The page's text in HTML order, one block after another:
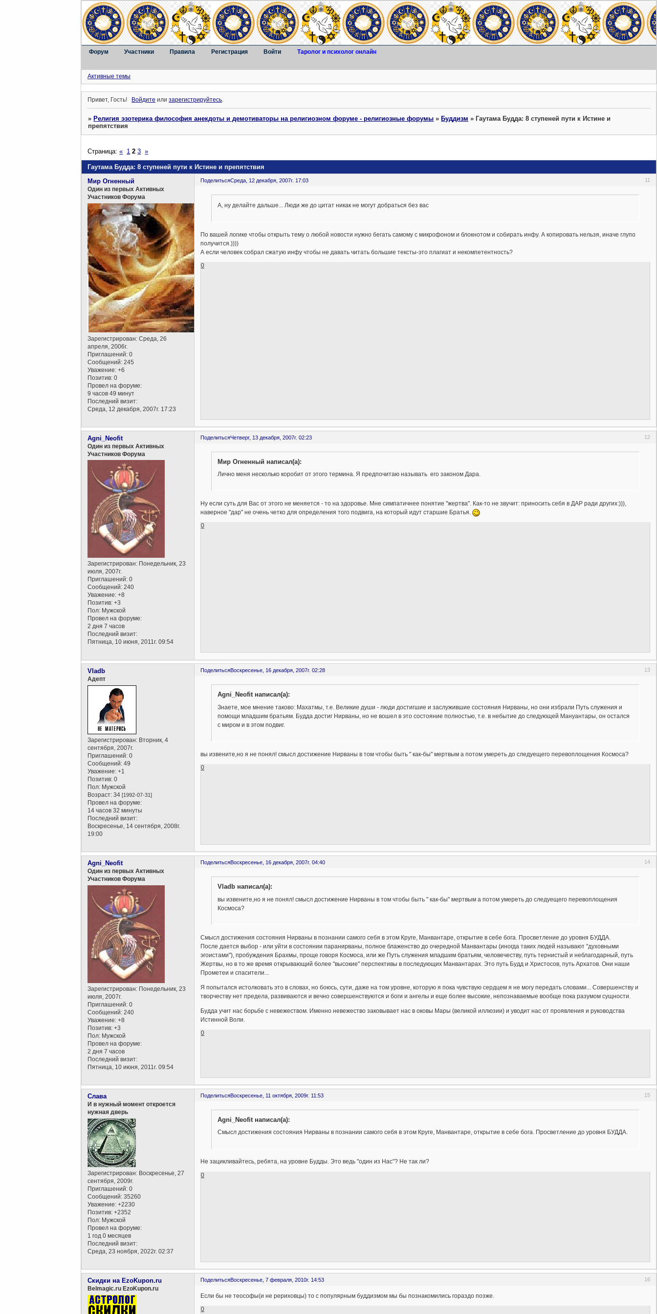
Форум Участники Правила Регистрация Войти Таролог и психолог онлайн
Активные темы
Привет, Гость! Войдите илизарегистрируйтесь.
»Религия эзотерика философия анекдоты и демотиваторы на религиозном форуме - религиозные форумы »Буддизм »Гаутама Будда: 8 ступеней пути к Истине и
препятствия
Гаутама Будда: 8 ступеней пути к Истине и препятствия
Страница:« 1 2 3 »
Поделиться 11
Среда, 12 декабря, 2007г. 17:03
Мир Огненный
Один из первых Активных
Участников Форума
Зарегистрирован: Среда, 26
апреля, 2006г.
Приглашений: 0
Сообщений: 245
Уважение: +6
Позитив: 0
Провел на форуме:
9 часов 49 минут
Последний визит:
Среда, 12 декабря, 2007г. 17:23
А, ну делайте дальше... Люди же до цитат никак не могут добраться без вас
По вашей логике чтобы открыть тему о любой новости нужно бегать самому с микрофоном и блокнотом и собирать инфу. А копировать нельзя, иначе глупо
получится.))))
А если человек собрал сжатую инфу чтобы не давать читать большие тексты-это плагиат и некомпетентность?
0
Поделиться 12
Четверг, 13 декабря, 2007г. 02:23
Agni_Neofit
Один из первых Активных
Участников Форума
Зарегистрирован: Понедельник, 23
июля, 2007г.
Приглашений: 0
Сообщений: 240
Уважение: +8
Позитив: +3
Пол: Мужской
Провел на форуме:
2 дня 7 часов
Последний визит:
Пятница, 10 июня, 2011г. 09:54
Мир Огненный написал(а):
Лично меня несколько коробит от этого термина. Я предпочитаю называть его законом Дара.
Ну если суть для Вас от этого не меняется - то на здоровье. Мне симпатичнее понятие "жертва". Как-то не звучит: приносить себя в ДАР ради других:))),
наверное "дар" не очень четко для определения того подвига, на который идут старшие Братья.
0
Поделиться 13
Воскресенье, 16 декабря, 2007г. 02:28
Vladb
Aдепт
Зарегистрирован: Вторник, 4
сентября, 2007г.
Приглашений: 0
Сообщений: 49
Уважение: +1
Позитив: 0
Пол: Мужской
Возраст: 34[1992-07-31]
Провел на форуме:
14 часов 32 минуты
Последний визит:
Воскресенье, 14 сентября, 2008г.
19:00
Agni_Neofit написал(а):
Знаете, мое мнение таково: Махатмы, т.е. Великие души - люди достигшие и заслужившие состояния Нирваны, но они избрали Путь служения и
помощи младшим братьям. Будда достиг Нирваны, но не вошел в это состояние полностью, т.е. в небытие до следующей Мануантары, он остался
с миром и в этом подвиг.
вы извените,но я не понял! смысл достижение Нирваны в том чтобы быть " как-бы" мертвым а потом умереть до следуещего перевоплощения Космоса?
0
Поделиться 14
Воскресенье, 16 декабря, 2007г. 04:40
Agni_Neofit
Один из первых Активных
Участников Форума
Зарегистрирован: Понедельник, 23
июля, 2007г.
Приглашений: 0
Сообщений: 240
Уважение: +8
Позитив: +3
Пол: Мужской
Провел на форуме:
2 дня 7 часов
Последний визит:
Пятница, 10 июня, 2011г. 09:54
Vladb написал(а):
вы извените,но я не понял! смысл достижение Нирваны в том чтобы быть " как-бы" мертвым а потом умереть до следуещего перевоплощения
Космоса?
Смысл достижения состояния Нирваны в познании самого себя в этом Круге, Манвантаре, открытие в себе бога. Просветление до уровня БУДДА.
После дается выбор - или уйти в состоянии паранирваны, полное блаженство до очередной Манвантары (иногда таких людей называют "духовными
эгоистами"), пробуждения Брахмы, проще говоря Космоса, или же Путь служения младшим братьям, человечеству, путь тернистый и неблагодарный, путь
Жертвы, но в то же время открывающий более "высокие" перспективы в последующих Манвантарах. Это путь Будд и Христосов, путь Архатов. Они наши
Прометеи и спасители...
Я попытался истолковать это в словах, но боюсь, сути, даже на том уровне, которую я пока чувствую сердцем я не могу передать словами... Совершенству и
творчеству нет предела, развиваются и вечно совершенствуются и боги и ангелы и еще более высокие, непознаваемые вообще пока разумом сущности.
Будда учит нас борьбе с невежеством. Именно невежество заковывает нас в оковы Мары (великой иллюзии) и уводит нас от проявления и руководства
Истинной Воли.
0
Поделиться 15
Воскресенье, 11 октября, 2009г. 11:53
Слава
И в нужный момент откроется
нужная дверь
Зарегистрирован: Воскресенье, 27
сентября, 2009г.
Приглашений: 0
Сообщений: 35260
Уважение: +2230
Позитив: +2352
Пол: Мужской
Провел на форуме:
1 год 0 месяцев
Последний визит:
Среда, 23 ноября, 2022г. 02:37
Agni_Neofit написал(а):
Смысл достижения состояния Нирваны в познании самого себя в этом Круге, Манвантаре, открытие в себе бога. Просветление до уровня БУДДА.
Не зацикливайтесь, ребята, на уровне Будды. Это ведь "один из Нас"? Не так ли?
0
Поделиться 16
Воскресенье, 7 февраля, 2010г. 14:53
Скидки на EzoKupon.ru
Belmagic.ru EzoKupon.ru
Если бы не теософы(и не рериховцы) то с популярным буддизмом мы бы познакомились гораздо позже.
0